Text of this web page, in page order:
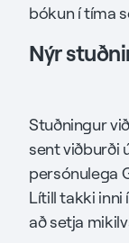
bókun í tíma
Nýr
Stuðningur
sent viðburði
persónulega
Lítill takki inni
að setja